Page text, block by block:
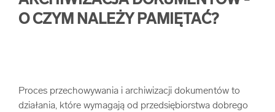
O CZYM NALEŻY PAMIĘTAĆ?
Proces przechowywania i archiwizacji dokumentów to
działania, które wymagają od przedsiębiorstwa dobrego